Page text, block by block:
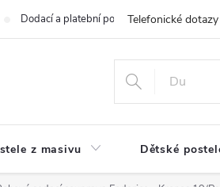
Dodací a platební podmínky
z masivu Dětské